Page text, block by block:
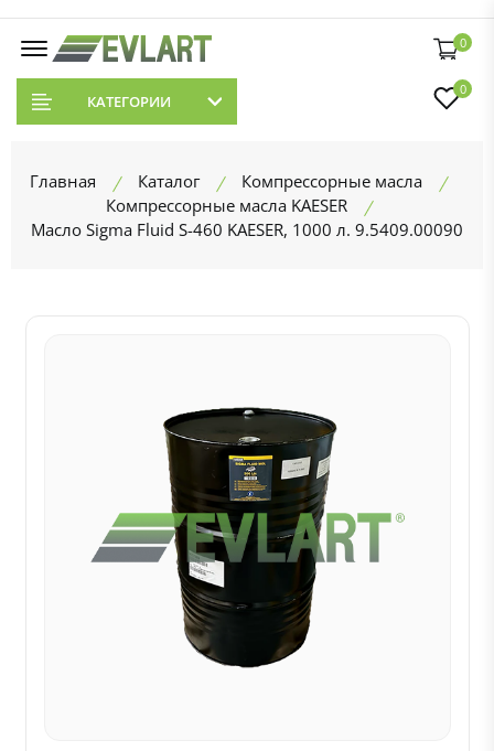
0
КАТЕГОРИИ
0
Главная Каталог
Компрессорные масла
Компрессорные масла KAESER
Масло Sigma Fluid S-460 KAESER, 1000 л. 9.5409.00090